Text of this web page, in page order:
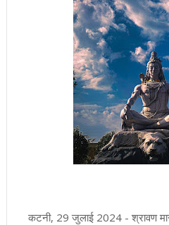
कटनी, 29 जुलाई 2024 - श्रावण